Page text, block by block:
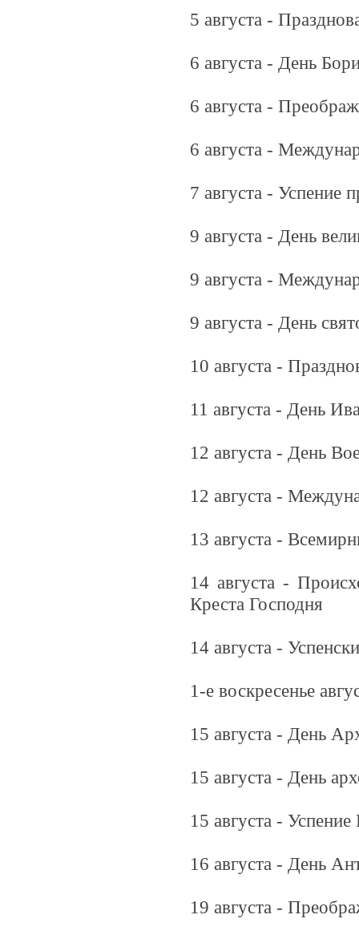
5 августа -
6 августа - День
6 августа -
6 августа -
7 августа - Успение
9 августа - День
9 августа -
9 августа - День
10 августа -
11 августа - День
12 августа - День
12 августа -
13 августа -
14 августа -
Креста Господня
14 августа -
1-е воскресенье
15 августа - День
15 августа - День
15 августа -
16 августа - День
19 августа -